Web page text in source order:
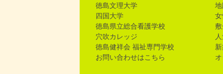
徳島文理大学
四国大学
徳島県立総合看護学校
穴吹カレッジ
徳島健祥会 福祉専門学校
お問い合わせはこちら